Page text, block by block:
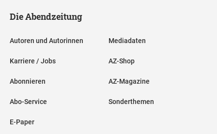
Die Abendzeitung
Autoren und Autorinnen
Karriere / Jobs
Abonnieren
Abo-Service
E-Paper
Mediadaten
AZ-Shop
AZ-Magazine
Sonderthemen